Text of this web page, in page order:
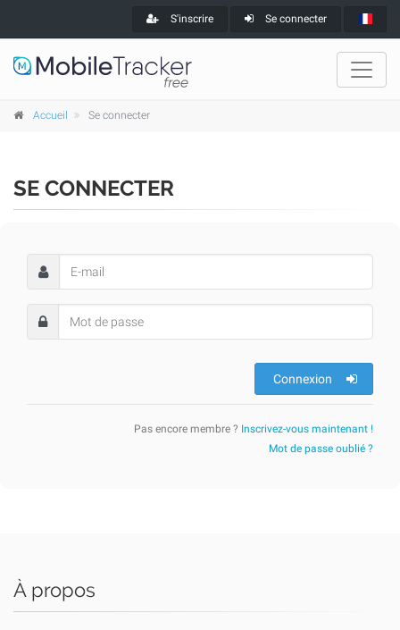
S'inscrire Se connecter
Accueil Se connecter
SE CONNECTER
Connexion
Pas encore membre ? Inscrivez-vous maintenant !
Mot de passe oublié ?
À propos